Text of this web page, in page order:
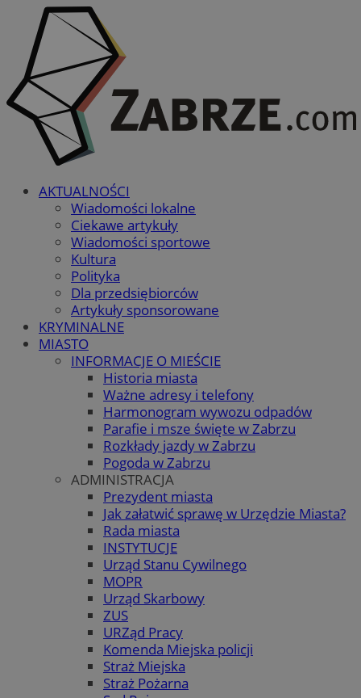
AKTUALNOŚCI
Wiadomości lokalne
Ciekawe artykuły
Wiadomości sportowe
Kultura
Polityka
Dla przedsiębiorców
Artykuły sponsorowane
KRYMINALNE
MIASTO
INFORMACJE O MIEŚCIE
Historia miasta
Ważne adresy i telefony
Harmonogram wywozu odpadów
Parafie i msze święte w Zabrzu
Rozkłady jazdy w Zabrzu
Pogoda w Zabrzu
ADMINISTRACJA
Prezydent miasta
Jak załatwić sprawę w Urzędzie Miasta?
Rada miasta
INSTYTUCJE
Urząd Stanu Cywilnego
MOPR
Urząd Skarbowy
ZUS
URZąd Pracy
Komenda Miejska policji
Straż Miejska
Straż Pożarna